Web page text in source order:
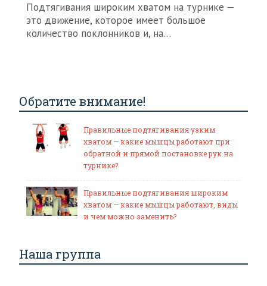
Подтягивания широким хватом на турнике —
это движение, которое имеет большое
количество поклонников и, на…
Обратите внимание!
Правильные подтягивания узким
хватом — какие мышцы работают при
обратной и прямой постановке рук на
турнике?
Правильные подтягивания широким
хватом — какие мышцы работают, виды
и чем можно заменить?
Наша группа